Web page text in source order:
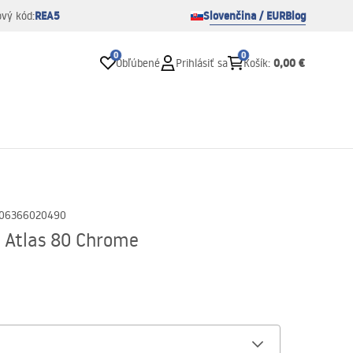
kód:REA5 Slovenčina / EURBlog
0
Obľúbené Prihlásiť sa
0
Košík: 0,00 €
80 Chrome